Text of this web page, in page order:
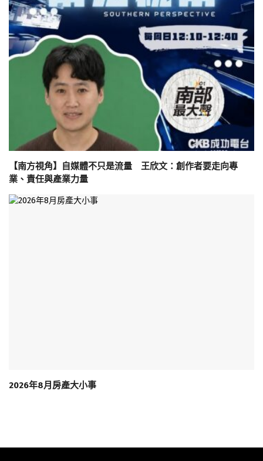
【南方視角】自媒體不只是流量 王欣文：創作者要走向專
業、責任與產業力量
2026年8月房產大小事